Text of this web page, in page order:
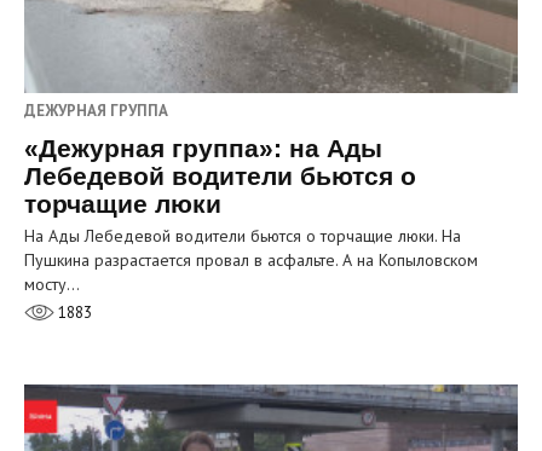
ДЕЖУРНАЯ ГРУППА
«Дежурная группа»: на Ады
Лебедевой водители бьются о
торчащие люки
На Ады Лебедевой водители бьются о торчащие люки. На
Пушкина разрастается провал в асфальте. А на Копыловском
мосту…
1883